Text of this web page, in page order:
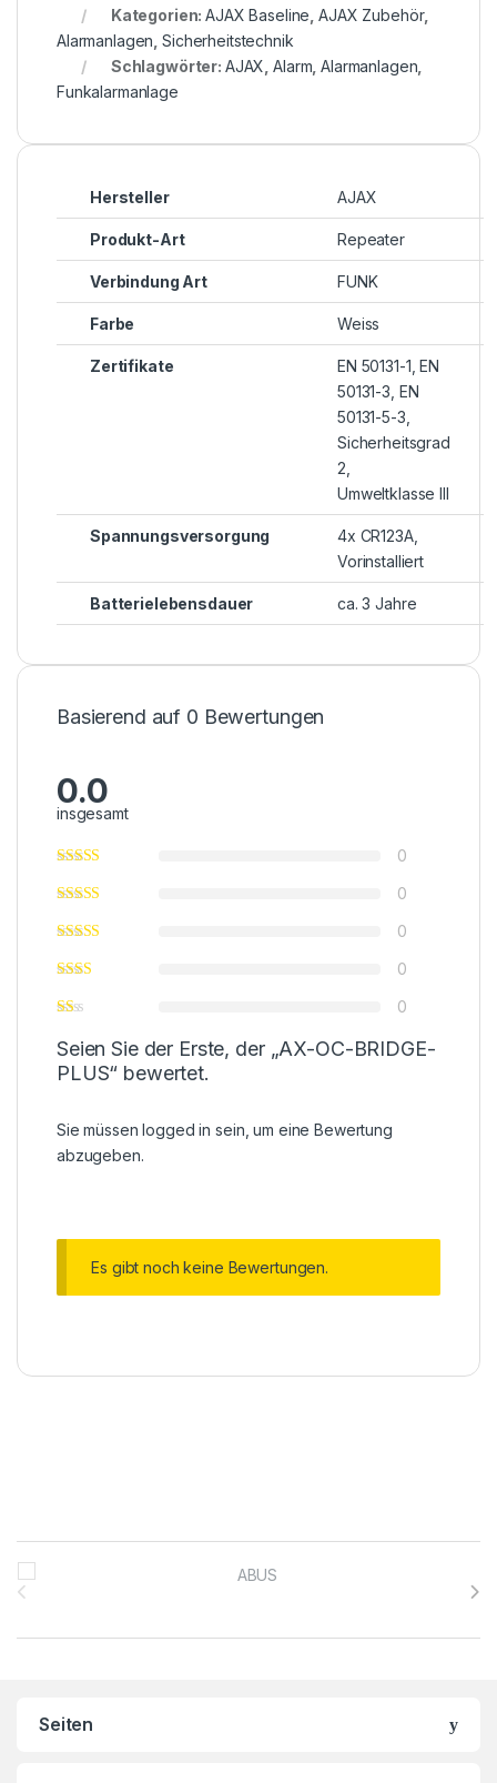
Kategorien:AJAX Baseline ,AJAX Zubehör,
Alarmanlagen ,Sicherheitstechnik
Schlagwörter: AJAX ,Alarm ,Alarmanlagen
Funkalarmanlage
Hersteller AJAX
Produkt-Art Repeater
Verbindung Art FUNK
Farbe Weiss
Zertifikate
EN 50131-1, EN
50131-3, EN
50131-5-3,
Sicherheitsgrad
2,
Umweltklasse III
Spannungsversorgung
4x CR123A,
Vorinstalliert
Batterielebensdauer ca. 3 Jahre
Basierend auf 0 Bewertungen
0.0
insgesamt
0
0
0
0
0
Seien Sie der Erste, der „AX-OC-BRIDGE-
PLUS“ bewertet.
Sie müssenlogged in sein, um eine Bewertung
abzugeben.
Es gibt noch keine Bewertungen.
Brands Carousel
Seiten